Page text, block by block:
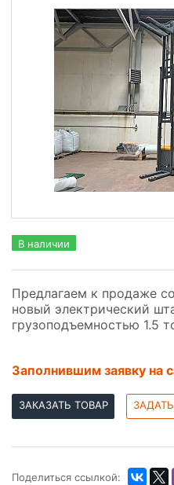
В наличии
Предлагаем к продаже
новый электрический
грузоподъемностью 1.5
Заполнившим заявку на
ЗАКАЗАТЬ ТОВАР
Поделиться ссылкой: